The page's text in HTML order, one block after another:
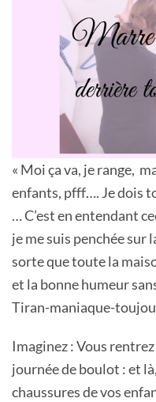
« Moi ça va, je range,
enfants, pfff…. Je dois
… C’est en entendant
je me suis penchée sur
sorte que toute la
et la bonne humeur
Tiran-maniaque-
Imaginez : Vous
journée de boulot : et
chaussures de vos